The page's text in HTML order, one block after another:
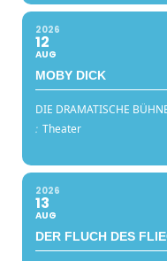
2026
12
AUG
MOBY DICK
DIE DRAMATISCHE
: Theater
2026
13
AUG
DER FLUCH DES